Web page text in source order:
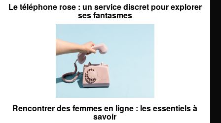
Le téléphone rose : un service discret pour explorer
ses fantasmes
Rencontrer des femmes en ligne : les essentiels à
savoir